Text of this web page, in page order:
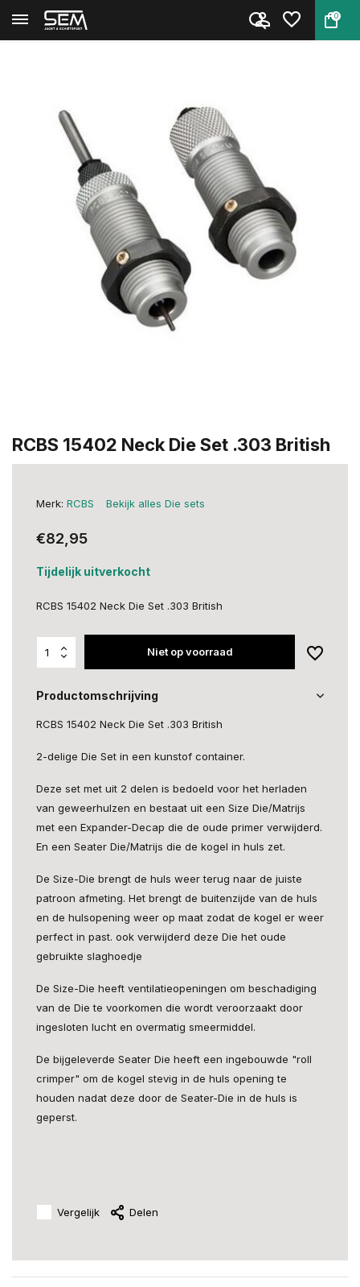
0
Terug Home RCBS 15402 Neck Die Set .303 ...
RCBS 15402 Neck Die Set .303 British
Merk: RCBS Bekijk alles Die sets
€82,95
Tijdelijk uitverkocht
RCBS 15402 Neck Die Set .303 British
Niet op voorraad
Productomschrijving
RCBS 15402 Neck Die Set .303 British
2-delige Die Set in een kunstof container.
Deze set met uit 2 delen is bedoeld voor het herladen
van geweerhulzen en bestaat uit een Size Die/Matrijs
met een Expander-Decap die de oude primer verwijderd.
En een Seater Die/Matrijs die de kogel in huls zet.
De Size-Die brengt de huls weer terug naar de juiste
patroon afmeting. Het brengt de buitenzijde van de huls
en de hulsopening weer op maat zodat de kogel er weer
perfect in past. ook verwijderd deze Die het oude
gebruikte slaghoedje
De Size-Die heeft ventilatieopeningen om beschadiging
van de Die te voorkomen die wordt veroorzaakt door
ingesloten lucht en overmatig smeermiddel.
De bijgeleverde Seater Die heeft een ingebouwde "roll
crimper" om de kogel stevig in de huls opening te
houden nadat deze door de Seater-Die in de huls is
geperst.
Vergelijk Delen